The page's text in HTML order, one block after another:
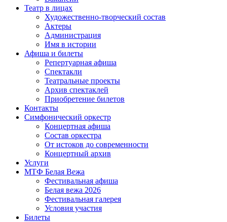
Театр в лицах
Художественно-творческий состав
Актеры
Администрация
Имя в истории
Афиша и билеты
Репертуарная афиша
Спектакли
Театральные проекты
Архив спектаклей
Приобретение билетов
Контакты
Симфонический оркестр
Концертная афиша
Состав оркестра
От истоков до современ­ности
Концертный архив
Услуги
МТФ Белая Вежа
Фестивальная афиша
Белая вежа 2026
Фестивальная галерея
Условия участия
Билеты